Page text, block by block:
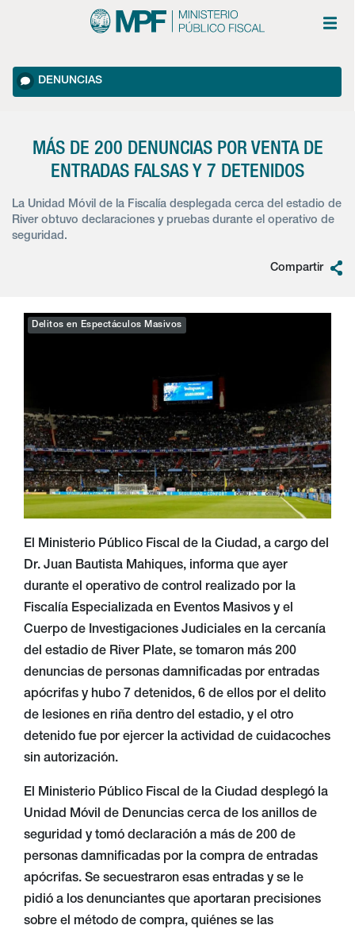
DENUNCIAS
MÁS DE 200 DENUNCIAS POR VENTA DE
ENTRADAS FALSAS Y 7 DETENIDOS
La Unidad Móvil de la Fiscalía desplegada cerca del estadio de
River obtuvo declaraciones y pruebas durante el operativo de
seguridad.
Compartir
Delitos en Espectáculos Masivos
El Ministerio Público Fiscal de la Ciudad, a cargo del
Dr. Juan Bautista Mahiques, informa que ayer
durante el operativo de control realizado por la
Fiscalía Especializada en Eventos Masivos y el
Cuerpo de Investigaciones Judiciales en la cercanía
del estadio de River Plate, se tomaron más 200
denuncias de personas damnificadas por entradas
apócrifas y hubo 7 detenidos, 6 de ellos por el delito
de lesiones en riña dentro del estadio, y el otro
detenido fue por ejercer la actividad de cuidacoches
sin autorización.
El Ministerio Público Fiscal de la Ciudad desplegó la
Unidad Móvil de Denuncias cerca de los anillos de
seguridad y tomó declaración a más de 200 de
personas damnificadas por la compra de entradas
apócrifas. Se secuestraron esas entradas y se le
pidió a los denunciantes que aportaran precisiones
sobre el método de compra, quiénes se las